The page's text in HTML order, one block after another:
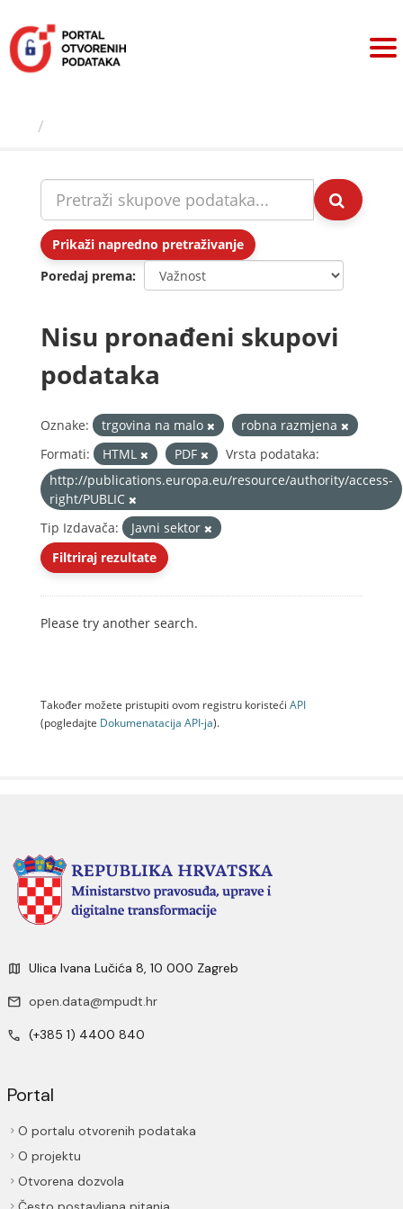
sadržaj
Prikaži napredno pretraživanje
Poredaj prema
Nisu pronađeni skupovi
podataka
Oznake: trgovina na malo
robna razmjena
Formati:
HTML PDF
Vrsta podataka:
http://publications.europa.eu/resource/authority/access-
right/PUBLIC
Tip Izdavača:
Javni sektor
Filtriraj rezultate
Please try another search.
Također možete pristupiti ovom registru koristeći API
(pogledajte Dokumenаtаcijа API-jа).